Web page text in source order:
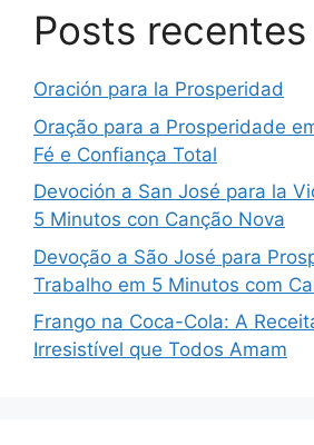
Posts recentes
Oración para la Prosperidad
Oração para a Prosperidade
Fé e Confiança Total
Devoción a San José para la
5 Minutos con Canção Nova
Devoção a São José para
Trabalho em 5 Minutos com
Frango na Coca-Cola: A
Irresistível que Todos Amam